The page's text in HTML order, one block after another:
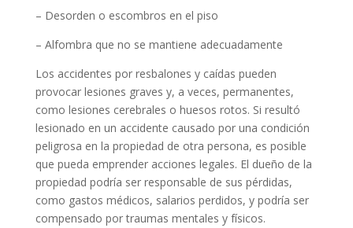
– Desorden o escombros en el piso
– Alfombra que no se mantiene adecuadamente
Los accidentes por resbalones y caídas pueden
provocar lesiones graves y, a veces, permanentes,
como lesiones cerebrales o huesos rotos. Si resultó
lesionado en un accidente causado por una condición
peligrosa en la propiedad de otra persona, es posible
que pueda emprender acciones legales. El dueño de la
propiedad podría ser responsable de sus pérdidas,
como gastos médicos, salarios perdidos, y podría ser
compensado por traumas mentales y físicos.